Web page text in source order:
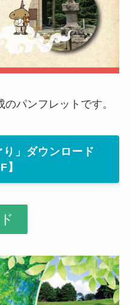
パンフレットです。
り」ダウンロード
】